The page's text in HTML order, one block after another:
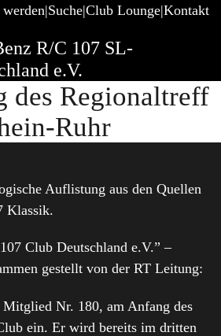
Suche Club Lounge Kontakt
R/C 107 SL-
e.V.
des Regionaltreff
Ruhr
Auflistung aus den Quellen
Klassik.
Club Deutschland e.V.” –
gestellt von der RT Leitung:
Nr. 180, am Anfang des
ein. Er wird bereits im dritten